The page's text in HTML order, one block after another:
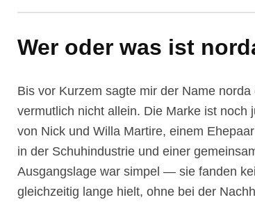
Wer oder was ist
Bis vor Kurzem sagte mir der Name
vermutlich nicht allein. Die Marke ist
von Nick und Willa Martire, einem
in der Schuhindustrie und einer
Ausgangslage war simpel — sie fanden
gleichzeitig lange hielt, ohne bei der